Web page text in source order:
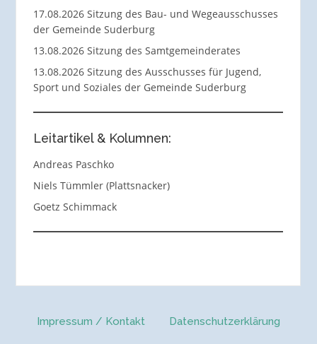
17.08.2026 Sitzung des Bau- und Wegeausschusses
der Gemeinde Suderburg
13.08.2026 Sitzung des Samtgemeinderates
13.08.2026 Sitzung des Ausschusses für Jugend,
Sport und Soziales der Gemeinde Suderburg
Leitartikel & Kolumnen:
Andreas Paschko
Niels Tümmler (Plattsnacker)
Goetz Schimmack
Impressum / Kontakt Datenschutzerklärung